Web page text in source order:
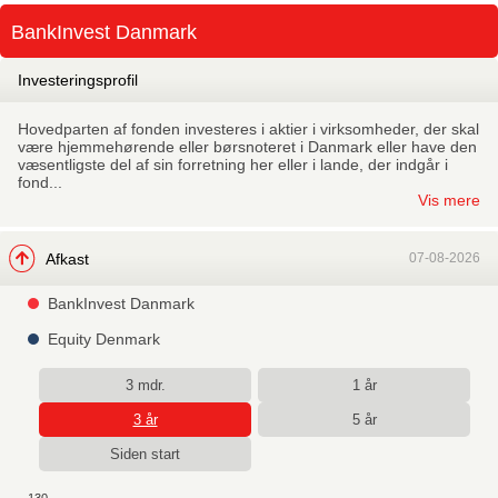
Skip
main
BankInvest Danmark
Investeringsprofil
Hovedparten af fonden investeres i aktier i virksomheder, der skal
være hjemmehørende eller børsnoteret i Danmark eller have den
væsentligste del af sin forretning her eller i lande, der indgår i
fond...
Vis mere
Afkast 07-08-2026
BankInvest Danmark
Equity Denmark
3 mdr. 1 år
3 år 5 år
Siden start